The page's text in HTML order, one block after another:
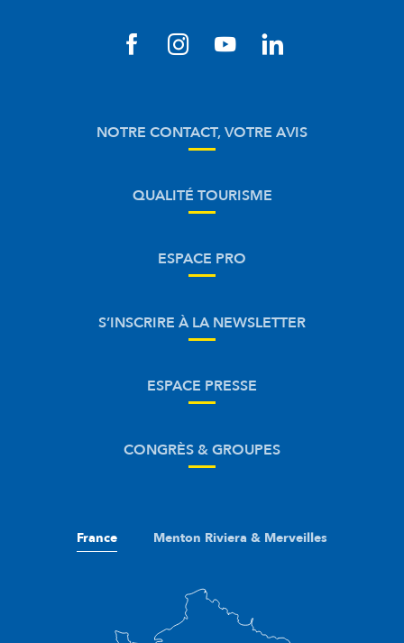
NOTRE CONTACT, VOTRE AVIS
QUALITÉ TOURISME
ESPACE PRO
S’INSCRIRE À LA NEWSLETTER
ESPACE PRESSE
CONGRÈS & GROUPES
France Menton Riviera & Merveilles